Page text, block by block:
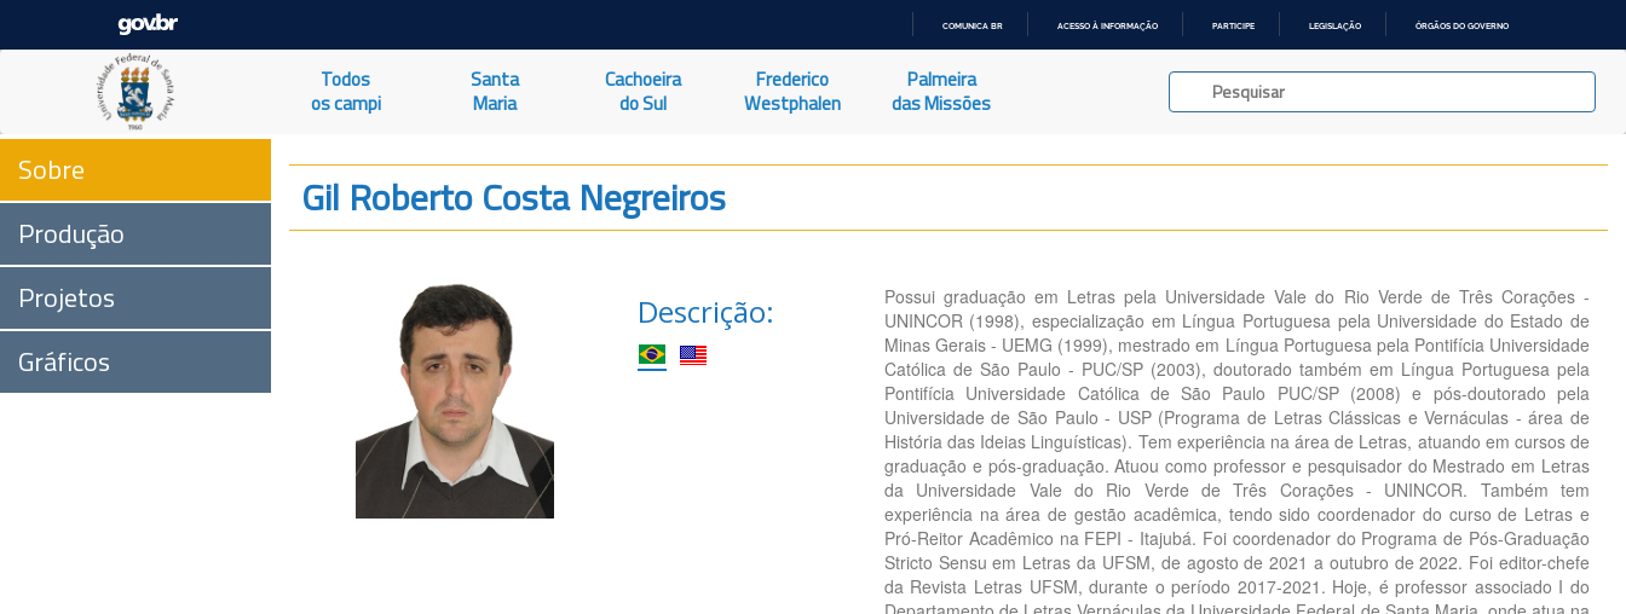
O
COMUNICA BR ACESSO À INFORMAÇÃO PARTICIPE LEGISLAÇÃO ÓRGÃOS DO GOVERNO
Todos
os campi
Santa
Maria
Cachoeira
do Sul
Frederico
Westphalen
Palmeira
das Missões
Sobre
Produção
Projetos
Gráficos
Gil Roberto Costa Negreiros
Descrição:
Possui graduação em Letras pela Universidade Vale do Rio Verde de Três Corações -
UNINCOR (1998), especialização em Língua Portuguesa pela Universidade do Estado de
Minas Gerais - UEMG (1999), mestrado em Língua Portuguesa pela Pontifícia Universidade
Católica de São Paulo - PUC/SP (2003), doutorado também em Língua Portuguesa pela
Pontifícia Universidade Católica de São Paulo PUC/SP (2008) e pós-doutorado pela
Universidade de São Paulo - USP (Programa de Letras Clássicas e Vernáculas - área de
História das Ideias Linguísticas). Tem experiência na área de Letras, atuando em cursos de
graduação e pós-graduação. Atuou como professor e pesquisador do Mestrado em Letras
da Universidade Vale do Rio Verde de Três Corações - UNINCOR. Também tem
experiência na área de gestão acadêmica, tendo sido coordenador do curso de Letras e
Pró-Reitor Acadêmico na FEPI - Itajubá. Foi coordenador do Programa de Pós-Graduação
Stricto Sensu em Letras da UFSM, de agosto de 2021 a outubro de 2022. Foi editor-chefe
da Revista Letras UFSM, durante o período 2017-2021. Hoje, é professor associado I do